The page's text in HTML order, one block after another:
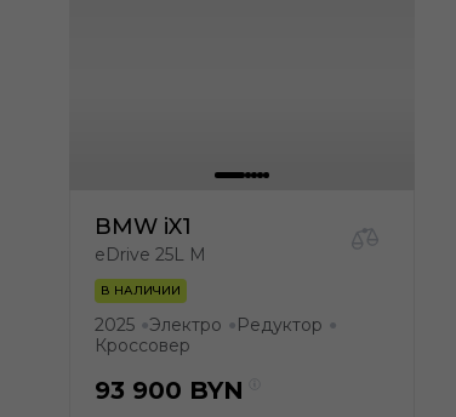
BMW iX1
eDrive 25L M
В НАЛИЧИИ
2025 ●Электро ● Редуктор ●
Кроссовер
93 900 BYN